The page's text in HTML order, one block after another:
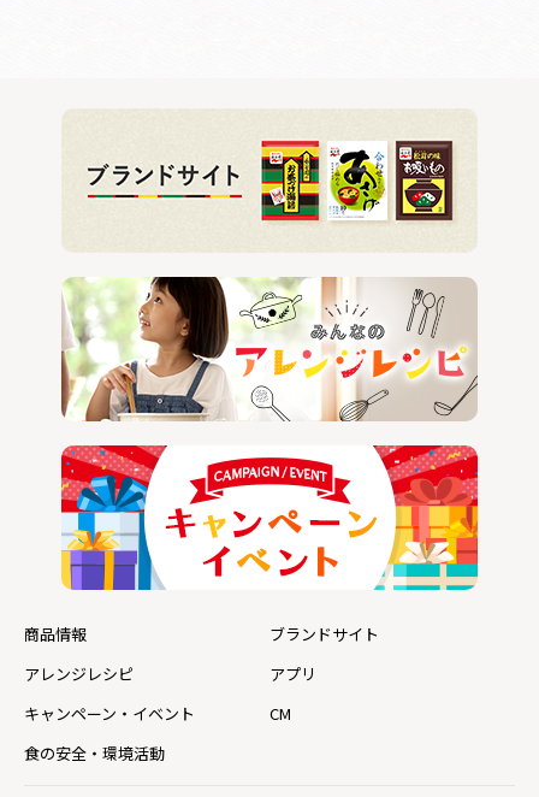
商品情報
ブランドサイト
アレンジレシピ
アプリ
キャンペーン・イベント
CM
食の安全・環境活動